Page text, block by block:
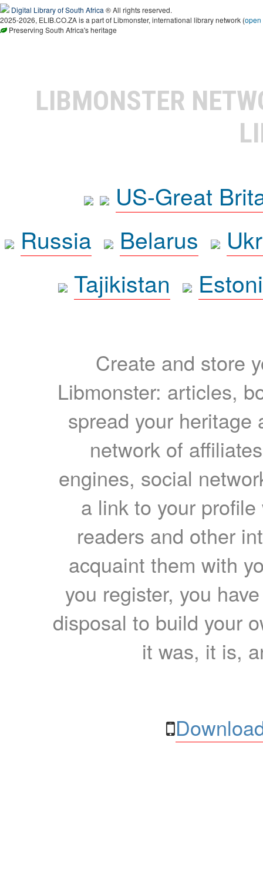
Digital Library of South Africa ® All rights reserved.
2025-2026, ELIB.CO.ZA is a part of Libmonster, international library network (open
Preserving South Africa's heritage
LIBMONSTER
US-Great
Russia
Belarus
Tajikistan
Create and store
Libmonster: articles,
spread your heritage
network of
engines, social
a link to your
readers and other
acquaint them with
you register, you
disposal to build your
it was, it is,